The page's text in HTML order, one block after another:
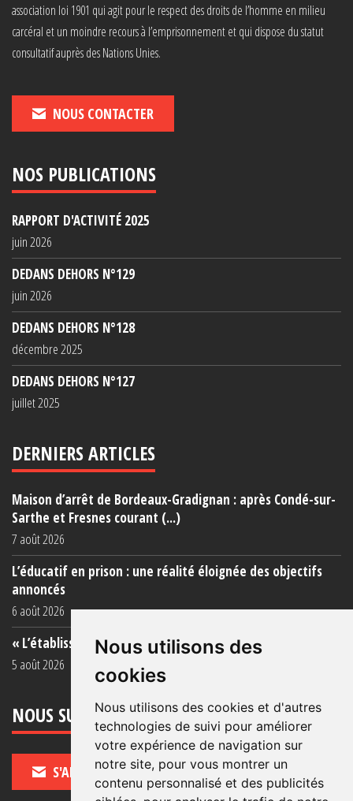
Nous utilisons des
cookies
Nous utilisons des cookies et d'autres
technologies de suivi pour améliorer
votre expérience de navigation sur
notre site, pour vous montrer un
contenu personnalisé et des publicités
association loi 1901 qui agit pour le respect des droits de l’homme en milieu
carcéral et un moindre recours à l’emprisonnement et qui dispose du statut
consultatif auprès des Nations Unies.
NOUS CONTACTER
NOS PUBLICATIONS
RAPPORT D'ACTIVITÉ 2025
juin 2026
DEDANS DEHORS N°129
juin 2026
DEDANS DEHORS N°128
décembre 2025
DEDANS DEHORS N°127
juillet 2025
DERNIERS ARTICLES
Maison d’arrêt de Bordeaux-Gradignan : après Condé-sur-
Sarthe et Fresnes courant (...)
7 août 2026
L’éducatif en prison : une réalité éloignée des objectifs
annoncés
6 août 2026
« L’établissement est une porcherie totale »
5 août 2026
NOUS SUIVRE
S'ABONNER